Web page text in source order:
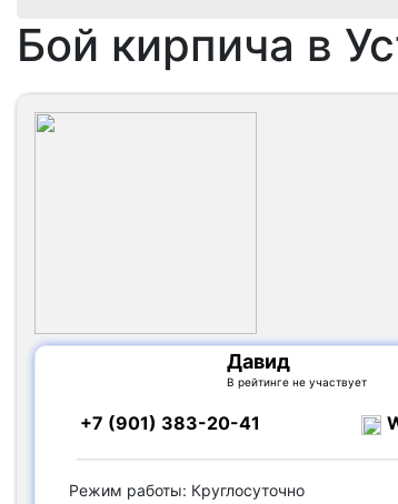
Бой кирпича в
Давид
В рейтинге не участвует
+7 (901) 383-20-41
Режим работы: Круглосуточно